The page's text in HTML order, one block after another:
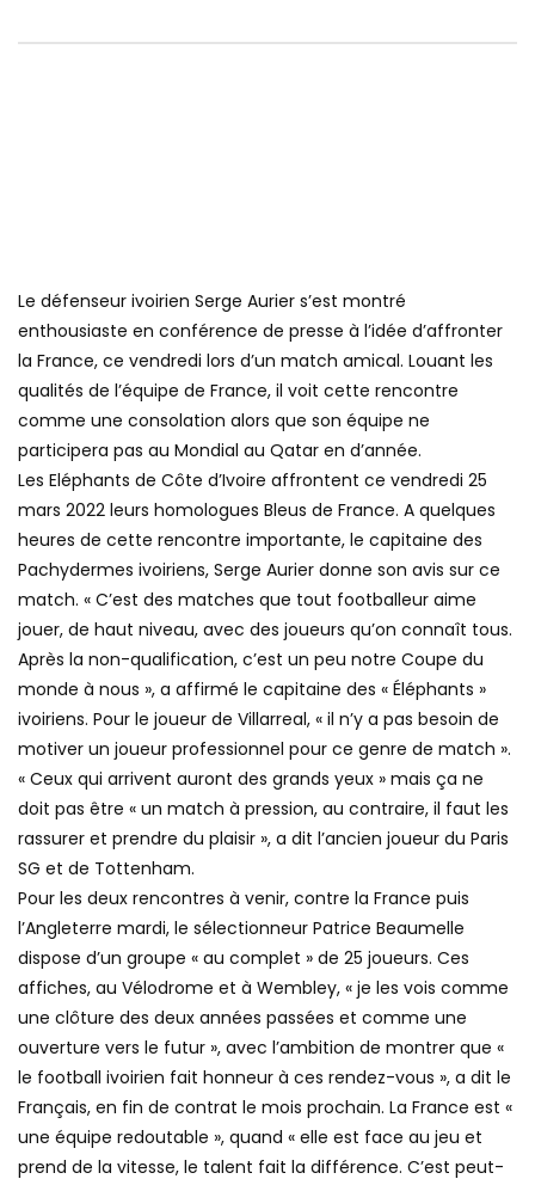
Le défenseur ivoirien Serge Aurier s’est montré
enthousiaste en conférence de presse à l’idée d’affronter
la France, ce vendredi lors d’un match amical. Louant les
qualités de l’équipe de France, il voit cette rencontre
comme une consolation alors que son équipe ne
participera pas au Mondial au Qatar en d’année.
Les Eléphants de Côte d’Ivoire affrontent ce vendredi 25
mars 2022 leurs homologues Bleus de France. A quelques
heures de cette rencontre importante, le capitaine des
Pachydermes ivoiriens, Serge Aurier donne son avis sur ce
match. « C’est des matches que tout footballeur aime
jouer, de haut niveau, avec des joueurs qu’on connaît tous.
Après la non-qualification, c’est un peu notre Coupe du
monde à nous », a affirmé le capitaine des « Éléphants »
ivoiriens. Pour le joueur de Villarreal, « il n’y a pas besoin de
motiver un joueur professionnel pour ce genre de match ».
« Ceux qui arrivent auront des grands yeux » mais ça ne
doit pas être « un match à pression, au contraire, il faut les
rassurer et prendre du plaisir », a dit l’ancien joueur du Paris
SG et de Tottenham.
Pour les deux rencontres à venir, contre la France puis
l’Angleterre mardi, le sélectionneur Patrice Beaumelle
dispose d’un groupe « au complet » de 25 joueurs. Ces
affiches, au Vélodrome et à Wembley, « je les vois comme
une clôture des deux années passées et comme une
ouverture vers le futur », avec l’ambition de montrer que «
le football ivoirien fait honneur à ces rendez-vous », a dit le
Français, en fin de contrat le mois prochain. La France est «
une équipe redoutable », quand « elle est face au jeu et
prend de la vitesse, le talent fait la différence. C’est peut-